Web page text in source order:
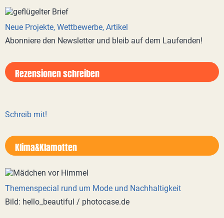
Neue Projekte, Wettbewerbe, Artikel
Abonniere den Newsletter und bleib auf dem Laufenden!
Rezensionen schreiben
Schreib mit!
Klima&Klamotten
Themenspecial rund um Mode und Nachhaltigkeit
Bild: hello_beautiful / photocase.de